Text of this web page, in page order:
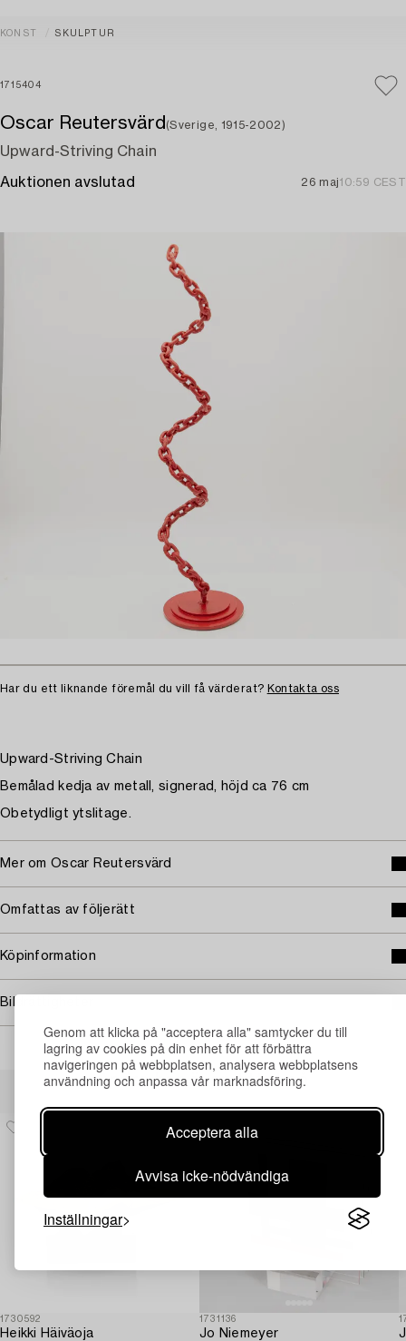
Genom att klicka på "acceptera alla" samtycker du till
lagring av cookies på din enhet för att förbättra
navigeringen på webbplatsen, analysera webbplatsens
användning och anpassa vår marknadsföring.
Acceptera alla
Avvisa icke-nödvändiga
Inställningar
KONST SKULPTUR
1715404
Oscar Reutersvärd (Sverige, 1915-2002)
Upward-Striving Chain
Auktionen avslutad 26 maj10:59 CEST
Har du ett liknande föremål du vill få värderat? Kontakta oss
Upward-Striving Chain
Bemålad kedja av metall, signerad, höjd ca 76 cm
Obetydligt ytslitage.
Mer om Oscar Reutersvärd
Omfattas av följerätt
Köpinformation
Bildrättigheter
Andra har även tittat på
1730592
Heikki Häiväoja
1731136
Jo Niemeyer